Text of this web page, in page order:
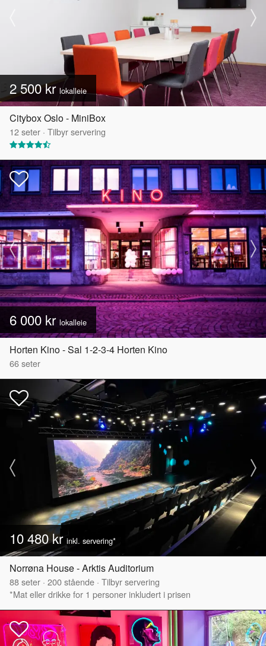
2 500 kr lokalleie
Citybox Oslo - MiniBox
12seter · Tilbyr servering
6 000 kr lokalleie
Horten Kino - Sal 1-2-3-4 Horten Kino
66seter
10 480 kr inkl. servering*
Norrøna House - Arktis Auditorium
88seter · 200stående · Tilbyr servering
*Mat eller drikke for 1 personer inkludert i prisen